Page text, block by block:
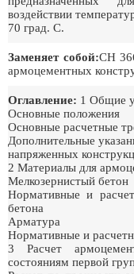
воздействии
70 град. С.
Заменяет собой:СН
армоцементных
Оглавление: 1 Общие
Основные положения
Основные расчетные
Дополнительные
напряженных
2 Материалы для
Мелкозернистый бетон
Нормативные и
бетона
Арматура
Нормативные и
3 Расчет
состояниям первой